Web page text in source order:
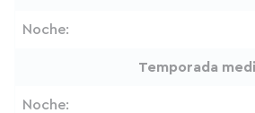
Noche:
Temporada
Noche: